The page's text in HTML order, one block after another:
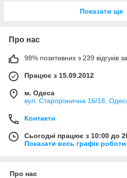
Показати ще
Про нас
98% позитивних з 239 відгуків
Працює з 15.09.2012
м. Одеса
вул. Старорізнична 16/18,
Контакти
Сьогодні працює з 10:00 до
Показати весь графік роботи
Про нас